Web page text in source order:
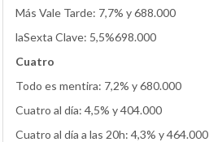
Más Vale Tarde: 7,7% y 688.000
laSexta Clave: 5,5%698.000
Cuatro
Todo es mentira: 7,2% y 680.000
Cuatro al día: 4,5% y 404.000
Cuatro al día a las 20h: 4,3% y 464.000